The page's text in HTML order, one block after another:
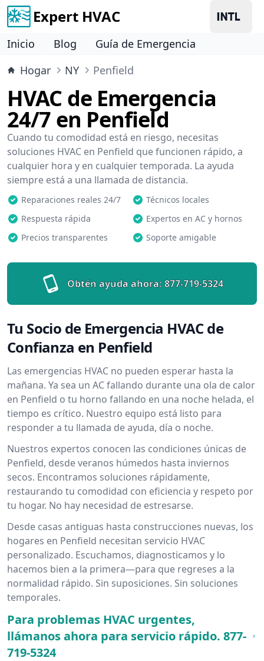
Expert HVAC
Inicio Blog
Guía de Emergencia
Hogar
NY Penfield
HVAC de Emergencia
24/7 en Penfield
Cuando tu comodidad está en riesgo, necesitas
soluciones HVAC en Penfield que funcionen rápido, a
cualquier hora y en cualquier temporada. La ayuda
siempre está a una llamada de distancia.
Reparaciones reales 24/7
Técnicos locales
Respuesta rápida
Expertos en AC y hornos
Precios transparentes
Soporte amigable
Obtén ayuda ahora: 877-719-5324
Tu Socio de Emergencia HVAC de
Confianza en Penfield
Las emergencias HVAC no pueden esperar hasta la
mañana. Ya sea un AC fallando durante una ola de calor
en Penfield o tu horno fallando en una noche helada, el
tiempo es crítico. Nuestro equipo está listo para
responder a tu llamada de ayuda, día o noche.
Nuestros expertos conocen las condiciones únicas de
Penfield, desde veranos húmedos hasta inviernos
secos. Encontramos soluciones rápidamente,
restaurando tu comodidad con eficiencia y respeto por
tu hogar. No hay necesidad de estresarse.
Desde casas antiguas hasta construcciones nuevas, los
hogares en Penfield necesitan servicio HVAC
personalizado. Escuchamos, diagnosticamos y lo
hacemos bien a la primera—para que regreses a la
normalidad rápido. Sin suposiciones. Sin soluciones
temporales.
Para problemas HVAC urgentes,
llámanos ahora para servicio rápido. 877-
719-5324